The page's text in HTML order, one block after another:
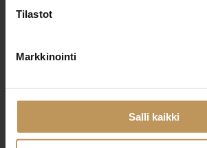
Tilastot
Markkinointi
Salli kaikki